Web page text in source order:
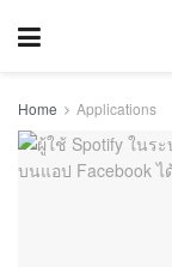
Home Applications